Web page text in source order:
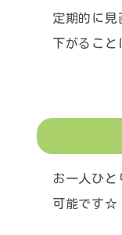
定期的に見
下がること
お一人ひ
可能です☆